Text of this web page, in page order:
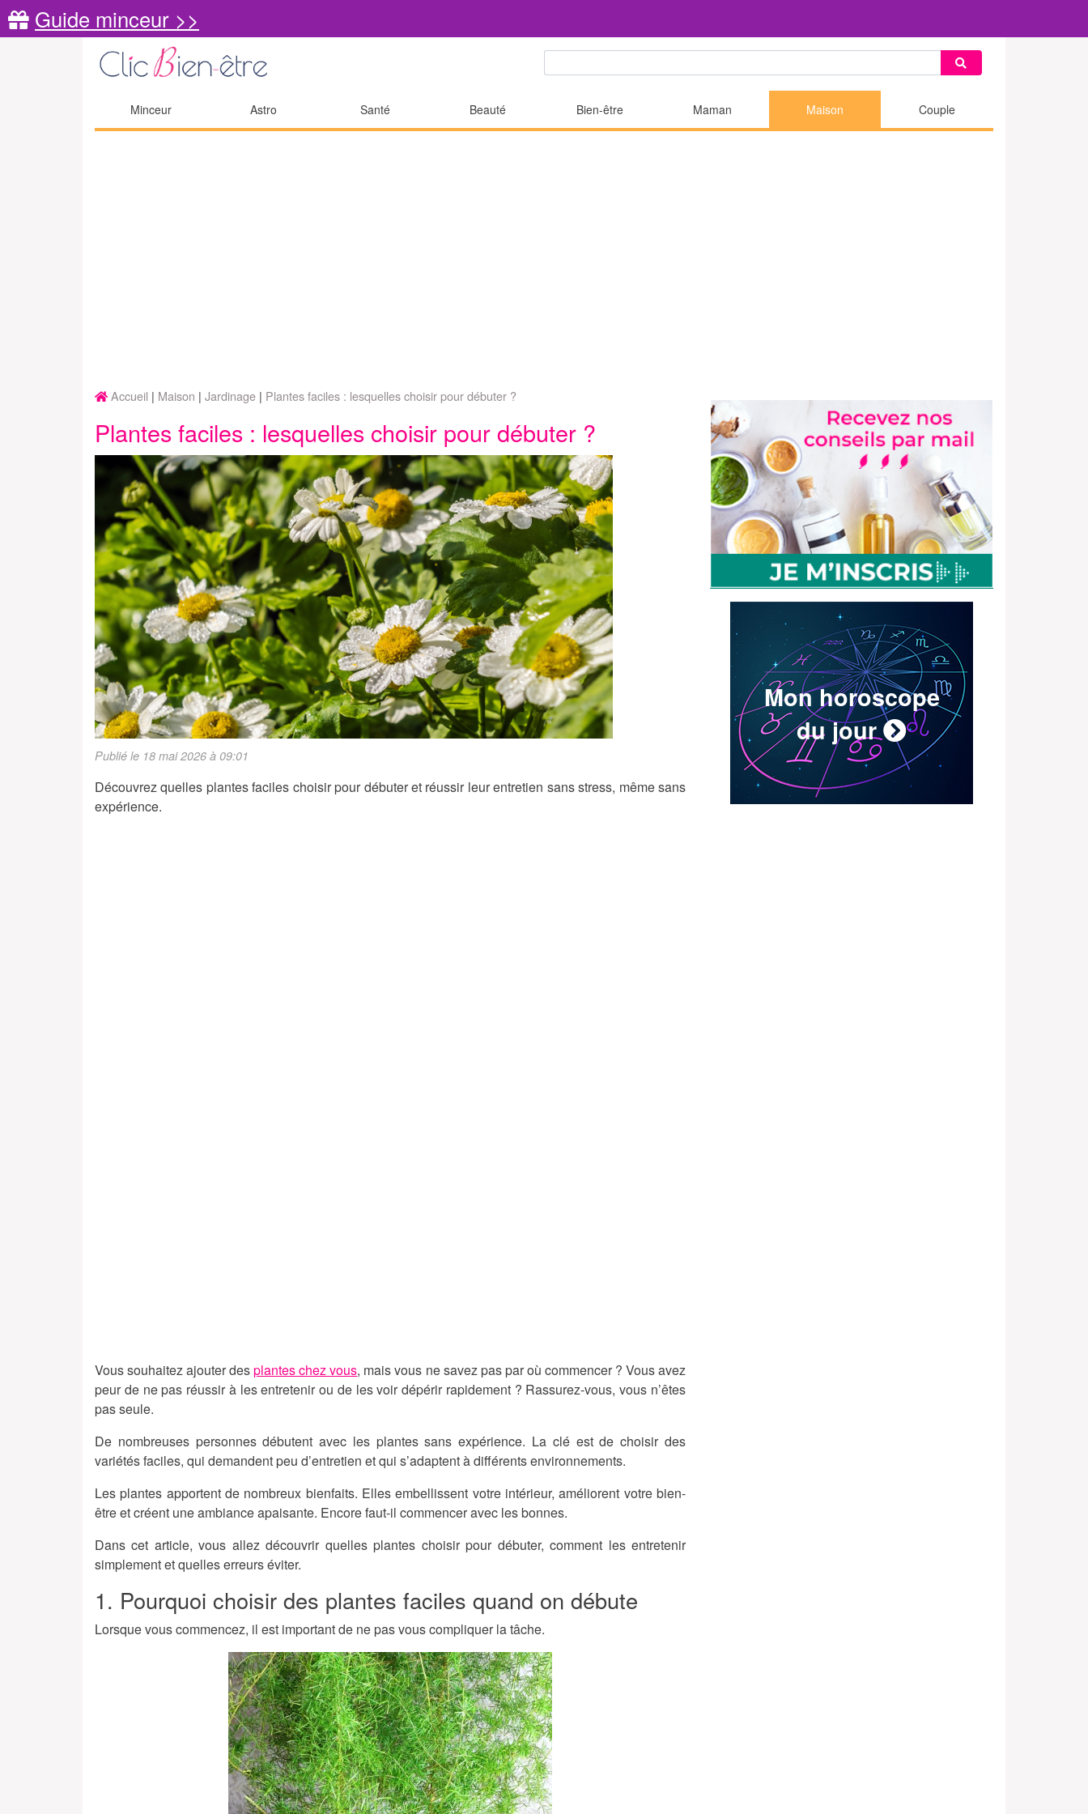
Guide minceur >>
Minceur Astro Santé Beauté Bien-être Maman Maison Couple
Accueil Maison Jardinage Plantes faciles : lesquelles choisir pour débuter ?
Plantes faciles : lesquelles choisir pour débuter ?
Publié le 18 mai 2026 à 09:01
Découvrez quelles plantes faciles choisir pour débuter et réussir leur entretien sans stress, même sans
expérience.
Vous souhaitez ajouter desplantes chez vous, mais vous ne savez pas par où commencer ? Vous avez
peur de ne pas réussir à les entretenir ou de les voir dépérir rapidement ? Rassurez-vous, vous n’êtes
pas seule.
De nombreuses personnes débutent avec les plantes sans expérience. La clé est de choisir des
variétés faciles, qui demandent peu d’entretien et qui s’adaptent à différents environnements.
Les plantes apportent de nombreux bienfaits. Elles embellissent votre intérieur, améliorent votre bien-
être et créent une ambiance apaisante. Encore faut-il commencer avec les bonnes.
Dans cet article, vous allez découvrir quelles plantes choisir pour débuter, comment les entretenir
simplement et quelles erreurs éviter.
1. Pourquoi choisir des plantes faciles quand on débute
Lorsque vous commencez, il est important de ne pas vous compliquer la tâche.
Mon horoscope
du jour